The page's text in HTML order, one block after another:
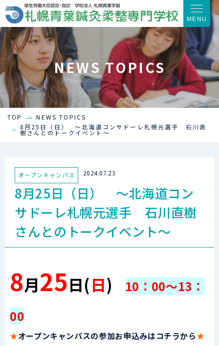
MENU
NEWS TOPICS
TOP
NEWS TOPICS
8月25日（日） ～北海道コンサドーレ札幌元選手 石川直
樹さんとのトークイベント～
オープンキャンパス 2024.07.23
8月25日（日） ～北海道コン
サドーレ札幌元選手 石川直樹
さんとのトークイベント～
8月25日(日)
10：00～13：
00
★オープンキャンパスの参加お申込みはコチラから★